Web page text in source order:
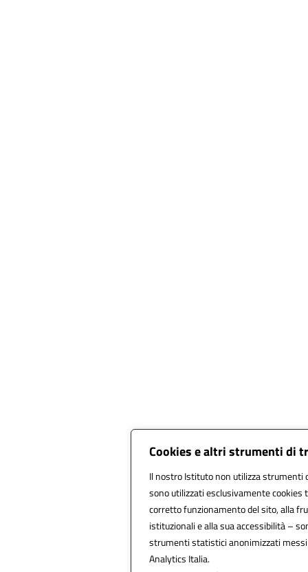
Cookies e altri strumenti di
Il nostro Istituto non utilizza strumenti
sono utilizzati esclusivamente cookies
corretto funzionamento del sito, alla
istituzionali e alla sua accessibilità –
strumenti statistici anonimizzati messi
Analytics Italia.